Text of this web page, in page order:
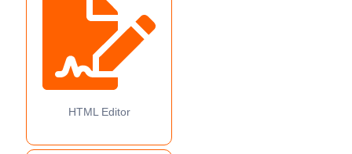
HTML Editor